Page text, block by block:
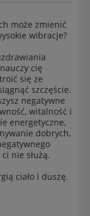
może zmienić
wibracje?
cię
się ze
szczęście.
negatywne
witalność i
energetyczne,
dobrych,
nie służą.
ciało i duszę.